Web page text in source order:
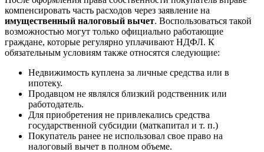
компенсировать часть расходов через заявление на
имущественный налоговый вычет. Воспользоваться такой
возможностью могут только официально работающие
граждане, которые регулярно уплачивают НДФЛ. К
обязательным условиям также относятся следующие:
Недвижимость куплена за личные средства или в
ипотеку.
Продавцом не являлся близкий родственник или
работодатель.
Для приобретения не привлекались средства
государственной субсидии (маткапитал и т. п.)
Покупатель ранее не использовал свое право на
налоговый вычет в полном объеме.